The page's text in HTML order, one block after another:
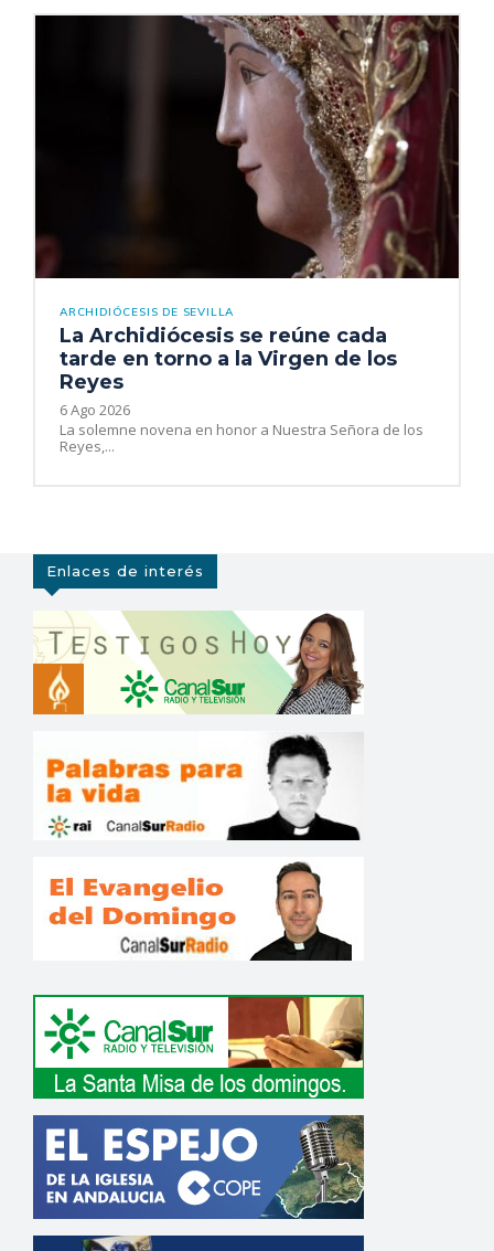
ARCHIDIÓCESIS DE SEVILLA
La Archidiócesis se reúne cada
tarde en torno a la Virgen de los
Reyes
6 Ago 2026
La solemne novena en honor a Nuestra Señora de los
Reyes,...
Enlaces de interés